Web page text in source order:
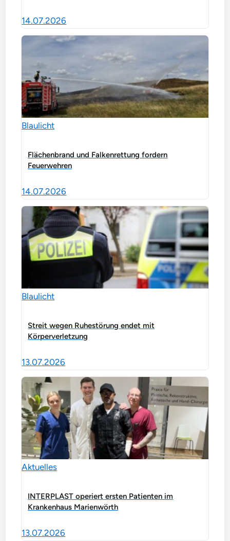
14.07.2026
Blaulicht
Flächenbrand und Falkenrettung fordern
Feuerwehren
14.07.2026
Blaulicht
Streit wegen Ruhestörung endet mit
Körperverletzung
13.07.2026
Aktuelles
INTERPLAST operiert ersten Patienten im
Krankenhaus Marienwörth
13.07.2026